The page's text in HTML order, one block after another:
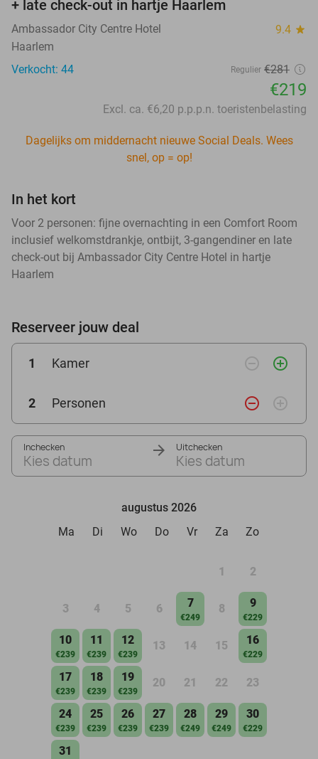
+ late check-out in hartje Haarlem
Ambassador City Centre Hotel 9.4 star
Haarlem
Verkocht: 44
Regulier €281
€219
Excl. ca. €6,20 p.p.p.n. toeristenbelasting
Dagelijks om middernacht nieuwe Social Deals. Wees
snel, op = op!
In het kort
Voor 2 personen: fijne overnachting in een Comfort Room
inclusief welkomstdrankje, ontbijt, 3-gangendiner en late
check-out bij Ambassador City Centre Hotel in hartje
Haarlem
Reserveer jouw deal
1 Kamer remove_circle_outline add_circle_outline
2 Personen remove_circle_outline add_circle_outline
Inchecken
Kies datum
Uitchecken
Kies datum
augustus 2026
Ma
Di Wo Do Vr Za Zo
1 2
3 4 5 6 7
€249
8 9
€229
10
€239
11
€239
12
€239
13 14 15 16
€229
17
€239
18
€239
19
€239
20 21 22 23
24
€239
25
€239
26
€239
27
€239
28
€249
29
€249
30
€229
31